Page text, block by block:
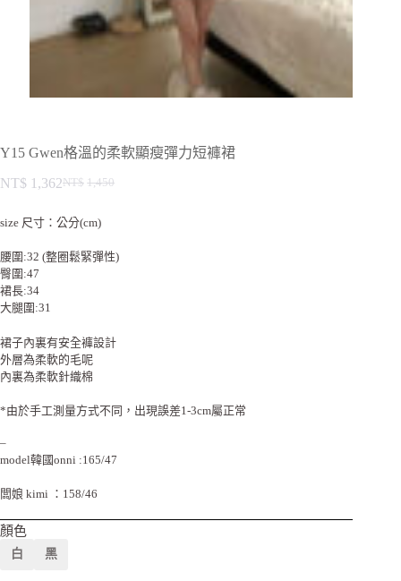
Y15 Gwen格溫的柔軟顯瘦彈力短褲裙
NT$ 1,450
NT$ 1,362
size 尺寸：公分(cm)
腰圍:32 (整圈鬆緊彈性)
臀圍:47
裙長:34
大腿圍:31
裙子內裏有安全褲設計
外層為柔軟的毛呢
內裏為柔軟針織棉
*由於手工測量方式不同，出現誤差1-3cm屬正常
–
model韓國onni :165/47
闆娘 kimi ：158/46
顏色
白 黑